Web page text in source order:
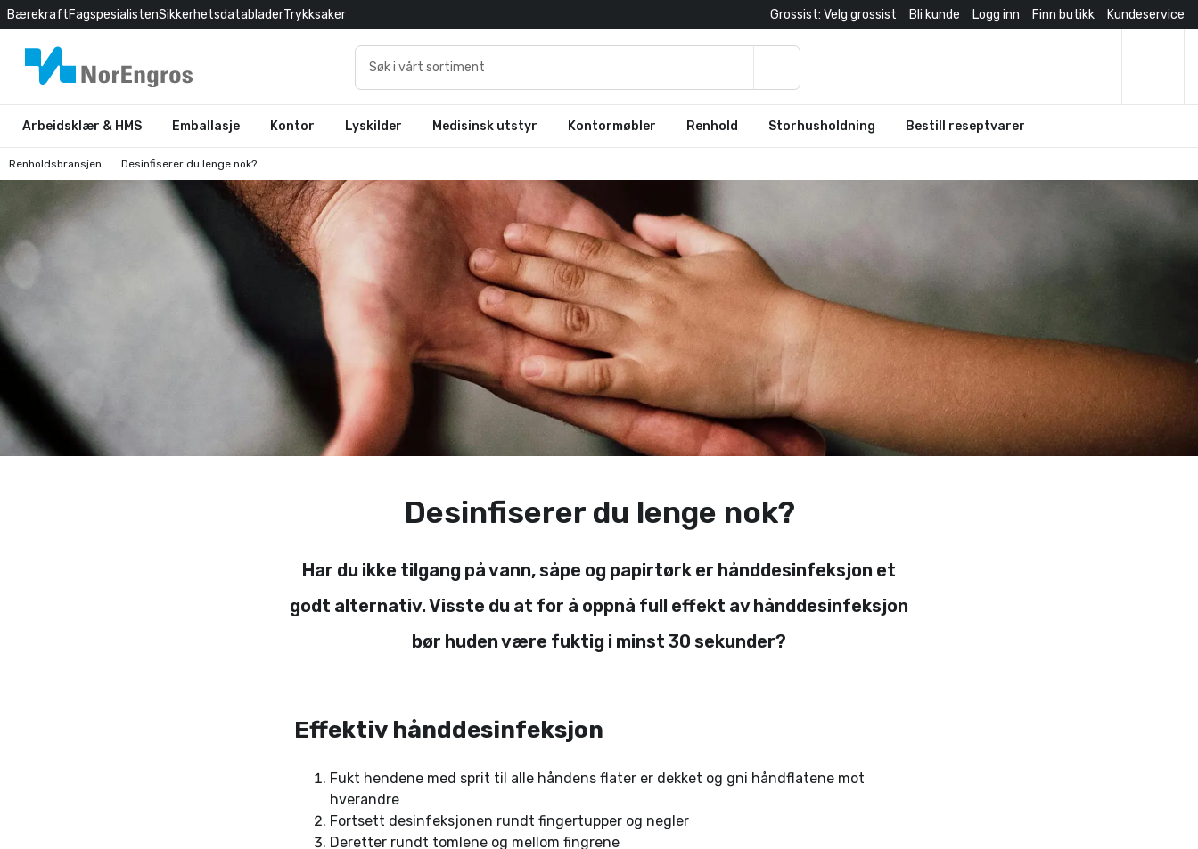
BærekraftFagspesialistenSikkerhetsdatabladerTrykksaker Grossist: Velg grossist Bli kunde Logg inn Finn butikk Kundeservice
Arbeidsklær & HMS Emballasje Kontor Lyskilder Medisinsk utstyr Kontormøbler Renhold Storhusholdning Bestill reseptvarer
Renholdsbransjen Desinfiserer du lenge nok?
Desinfiserer du lenge nok?
Har du ikke tilgang på vann, såpe og papirtørk er hånddesinfeksjon et
godt alternativ. Visste du at for å oppnå full effekt av hånddesinfeksjon
bør huden være fuktig i minst 30 sekunder?
Effektiv hånddesinfeksjon
Fukt hendene med sprit til alle håndens flater er dekket og gni håndflatene mot
hverandre
Fortsett desinfeksjonen rundt fingertupper og negler
Deretter rundt tomlene og mellom fingrene